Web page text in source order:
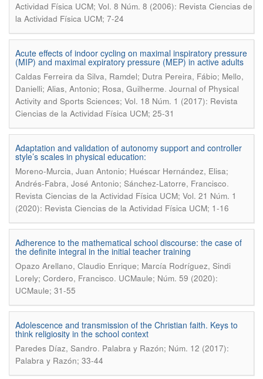
Actividad Física UCM; Vol. 8 Núm. 8 (2006): Revista Ciencias de
la Actividad Física UCM; 7-24
Acute effects of indoor cycling on maximal inspiratory pressure
(MIP) and maximal expiratory pressure (MEP) in active adults
Caldas Ferreira da Silva, Ramdel; Dutra Pereira, Fábio; Mello,
Danielli; Alias, Antonio; Rosa, Guilherme. Journal of Physical
Activity and Sports Sciences; Vol. 18 Núm. 1 (2017): Revista
Ciencias de la Actividad Física UCM; 25-31
Adaptation and validation of autonomy support and controller
style’s scales in physical education:
Moreno-Murcia, Juan Antonio; Huéscar Hernández, Elisa;
Andrés-Fabra, José Antonio; Sánchez-Latorre, Francisco.
Revista Ciencias de la Actividad Física UCM; Vol. 21 Núm. 1
(2020): Revista Ciencias de la Actividad Física UCM; 1-16
Adherence to the mathematical school discourse: the case of
the definite integral in the initial teacher training
Opazo Arellano, Claudio Enrique; Marcía Rodríguez, Sindi
Lorely; Cordero, Francisco. UCMaule; Núm. 59 (2020):
UCMaule; 31-55
Adolescence and transmission of the Christian faith. Keys to
think religiosity in the school context
Paredes Díaz, Sandro. Palabra y Razón; Núm. 12 (2017):
Palabra y Razón; 33-44